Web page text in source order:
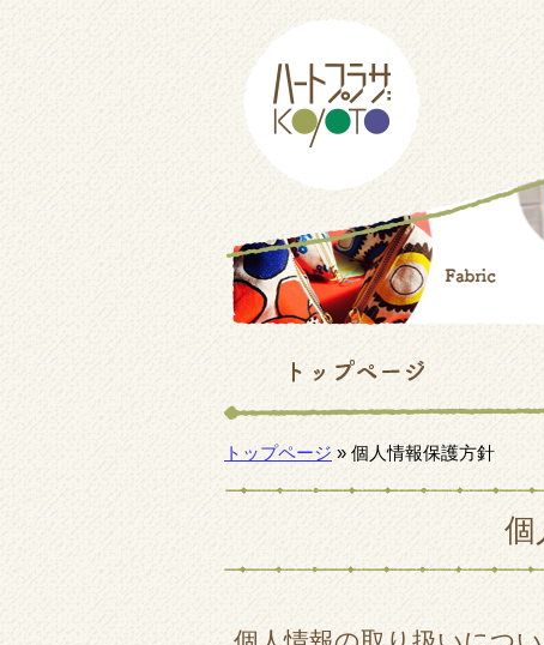
トップページ » 個人情報保護方針
個